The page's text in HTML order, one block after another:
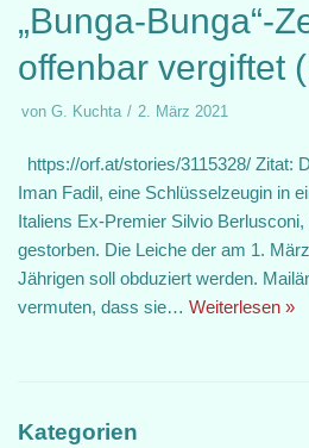
„Bunga-Bunga“-
offenbar vergiftet
von G. Kuchta 2. März 2021
https://orf.at/stories/3115328/ Zitat:
Iman Fadil, eine Schlüsselzeugin in
Italiens Ex-Premier Silvio
gestorben. Die Leiche der am 1.
Jährigen soll obduziert werden.
vermuten, dass sie… Weiterlesen »
Kategorien